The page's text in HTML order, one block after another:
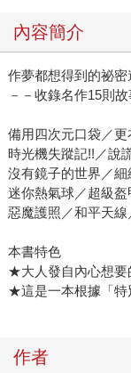
內容簡介
作夢都想得到的祕密
－－收錄名作15則故
備用四次元口袋／
時光機失蹤記!!／說
沒有鏡子的世界／
迷你熱氣球／超級
惡魔護照／和平天
本書特色
★大人發自內心想要
★這是一本根據「特
作者